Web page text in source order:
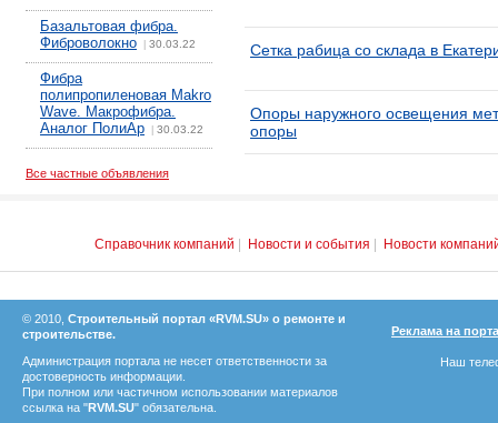
Базальтовая фибра.
Фиброволокно
30.03.22
Фибра
полипропиленовая Makro
Wave. Макрофибра.
Аналог ПолиАр
30.03.22
Все частные объявления
Сетка рабица со склада в
Опоры наружного освещения
опоры
Справочник компаний Новости и события Новости
© 2010, Строительный портал «RVM.SU» о ремонте и
строительстве.
Администрация портала не несет ответственности за
достоверность информации.
При полном или частичном использовании материалов
ссылка на "RVM.SU" обязательна.
Реклама на
Наш